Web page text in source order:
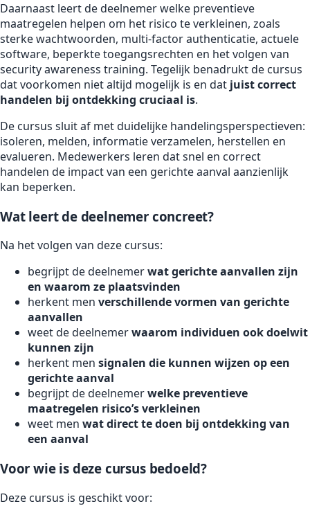
Daarnaast leert de deelnemer welke preventieve
maatregelen helpen om het risico te verkleinen, zoals
sterke wachtwoorden, multi-factor authenticatie, actuele
software, beperkte toegangsrechten en het volgen van
security awareness training. Tegelijk benadrukt de cursus
dat voorkomen niet altijd mogelijk is en dat juist correct
handelen bij ontdekking cruciaal is.
De cursus sluit af met duidelijke handelingsperspectieven:
isoleren, melden, informatie verzamelen, herstellen en
evalueren. Medewerkers leren dat snel en correct
handelen de impact van een gerichte aanval aanzienlijk
kan beperken.
Wat leert de deelnemer concreet?
Na het volgen van deze cursus:
begrijpt de deelnemerwat gerichte aanvallen zijn
en waarom ze plaatsvinden
herkent men verschillende vormen van gerichte
aanvallen
weet de deelnemerwaarom individuen ook doelwit
kunnen zijn
herkent men signalen die kunnen wijzen op een
gerichte aanval
begrijpt de deelnemerwelke preventieve
maatregelen risico’s verkleinen
weet men wat direct te doen bij ontdekking van
een aanval
Voor wie is deze cursus bedoeld?
Deze cursus is geschikt voor: